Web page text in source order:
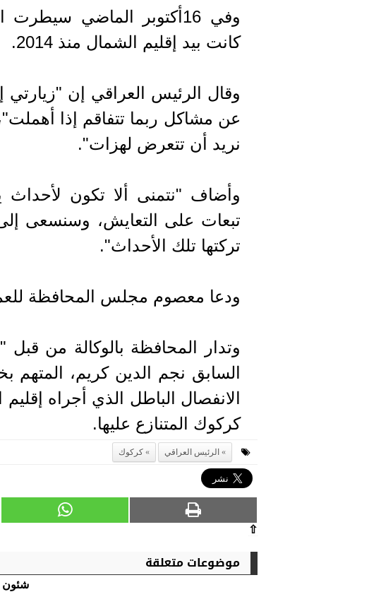
وفي 16أكتوبر الماضي
كانت بيد إقليم الشمال منذ 2014.
وقال الرئيس العراقي إن "زيارتي
عن مشاكل ربما تتفاقم إذا
نريد أن تتعرض لهزات".
تبعات على التعايش، وسنسعى
تركتها تلك الأحداث".
ودعا معصوم مجلس المحافظة
وتدار المحافظة بالوكالة من قبل
السابق نجم الدين كريم، المتهم
كركوك المتنازع عليها.
الرئيس العراقي كركوك
⇧
موضوعات متعلقة
شئون